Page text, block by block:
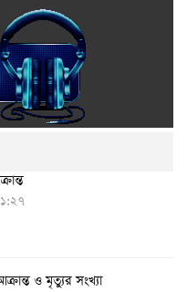
ও মৃত্যুর সংখ্যা